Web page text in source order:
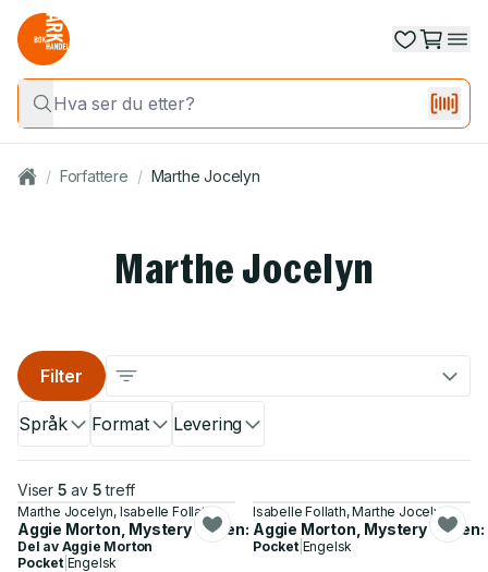
/ Forfattere / Marthe Jocelyn
Marthe Jocelyn
Språk Format Levering
Filter
Viser 5 av 5 treff
Marthe Jocelyn, Isabelle Follath
Aggie Morton, Mystery Queen: The Body Under the Piano
Del av Aggie Morton
Pocket| Engelsk
Isabelle Follath, Marthe Jocelyn
Aggie Morton, Mystery
Pocket| Engelsk